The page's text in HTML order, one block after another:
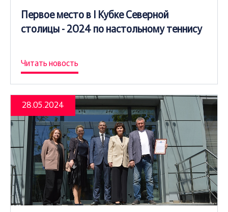
Первое место в I Кубке Северной
столицы - 2024 по настольному теннису
Читать новость
28.05.2024